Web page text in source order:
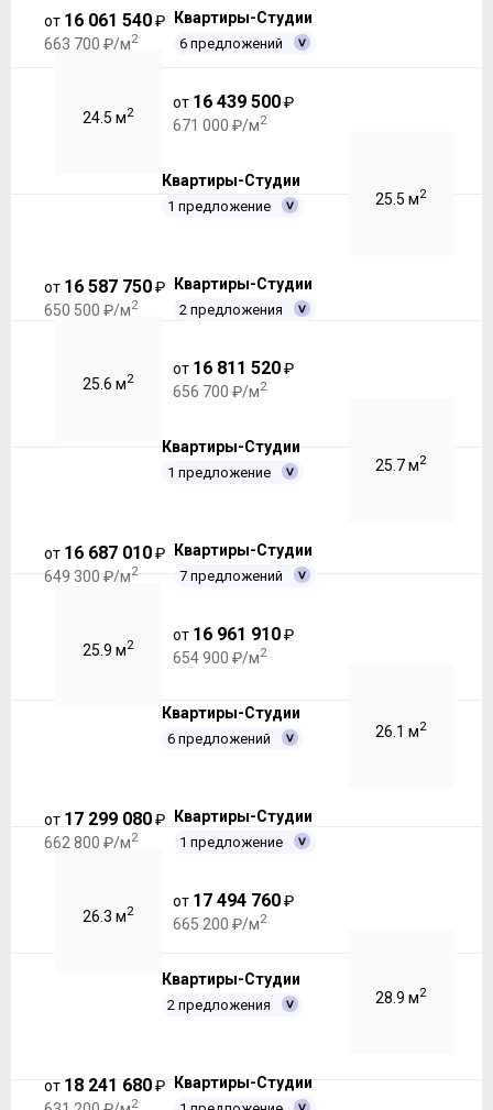
от 16 061 540₽
663 700 ₽/м2
Квартиры-Студии
6 предложений
24.5 м2
от 16 439 500₽
671 000 ₽/м2
Квартиры-Студии
1 предложение 25.5 м2
от 16 587 750₽
650 500 ₽/м2
Квартиры-Студии
2 предложения
25.6 м2
от 16 811 520₽
656 700 ₽/м2
Квартиры-Студии
1 предложение 25.7 м2
от 16 687 010₽
649 300 ₽/м2
Квартиры-Студии
7 предложений
25.9 м2
от 16 961 910₽
654 900 ₽/м2
Квартиры-Студии
6 предложений 26.1 м2
от 17 299 080₽
662 800 ₽/м2
Квартиры-Студии
1 предложение
26.3 м2
от 17 494 760₽
665 200 ₽/м2
Квартиры-Студии
2 предложения 28.9 м2
от 18 241 680₽
2
Квартиры-Студии